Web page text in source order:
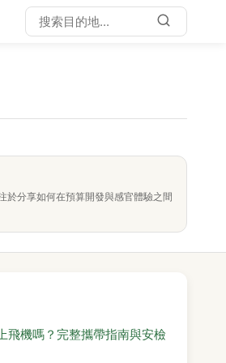
於分享如何在預算開發與感官體驗之間
飛機嗎？完整攜帶指南與安檢